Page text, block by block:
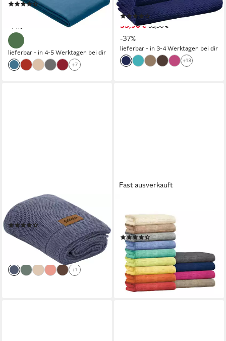
(211)
UVP69,99 €
-14%
lieferbar - in 4-5 Werktagen bei dir
+7
Uni
(114)
33,90 € 53,90 €
-37%
lieferbar - in 3-4 Werktagen bei dir
+13
FILLIKID
Babydecke Strick 80x100 cm
(14)
26,58 € UVP29,90 €
lieferbar - in 1-2 Werktagen bei dir
+1
Fast ausverkauft
Wohndecke Sommerdecke
"Trient", Baumwolle Uni
(19)
43,95 € 63,95 €
-31%
lieferbar - in 3-4 Werktagen bei dir
+6